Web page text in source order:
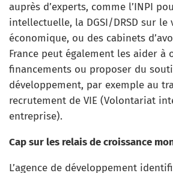
auprès d’experts, comme l’INPI
intellectuelle, la DGSI/DRSD sur le
économique, ou des cabinets
France peut également les aider à
financements ou proposer du
développement, par exemple au
recrutement de VIE (Volontariat
entreprise).
Cap sur les relais de croissance
L’agence de développement